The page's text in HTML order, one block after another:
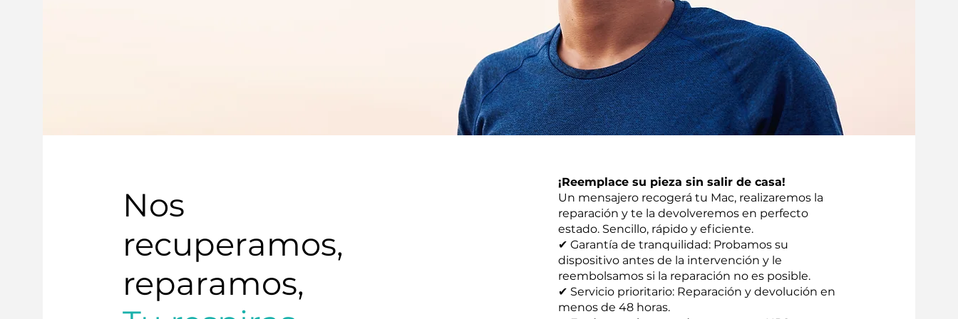
Nos
recuperamos,
reparamos,
¡Reemplace su pieza sin salir de casa!
Un mensajero recogerá tu Mac, realizaremos la
reparación y te la devolveremos en perfecto
estado. Sencillo, rápido y eficiente.
✔ Garantía de tranquilidad: Probamos su
dispositivo antes de la intervención y le
reembolsamos si la reparación no es posible.
✔ Servicio prioritario: Reparación y devolución en
menos de 48 horas.